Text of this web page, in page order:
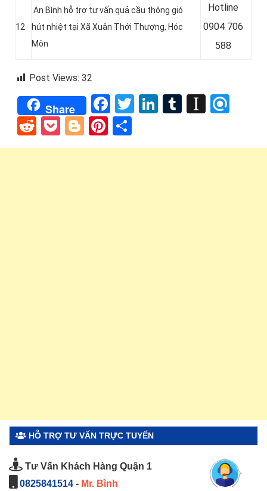
12
An Bình hỗ trợ tư vấn quả cầu thông gió
hút nhiệt tại Xã Xuân Thới Thượng, Hóc
Môn
Hotline
0904 706
588
Post Views: 32
Share Facebook
TwitterLinkedIn
Tumblr
RedditPocket
BloggerPinterest
HỖ TRỢ TƯ VẤN TRỰC TUYẾN
Tư Vấn Khách Hàng Quận 1
0825841514 - Mr. Bình